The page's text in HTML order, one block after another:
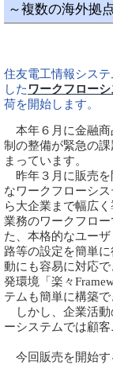
～複数の海外拠
住友電工情報シス
した ワークフロー
荷を開始します。
本年６月に金融商
制の整備が緊急の
まっています。
昨年３月に販売を
なワークフローシ
ら大企業まで幅広
業務のワークフロ
た、本格的なユー
路等の設定を簡単
動にも容易に対応
発環境「楽々
テムも簡単に構築
しかし、企業活動
ーシステムでは顧
今回販売を開始す